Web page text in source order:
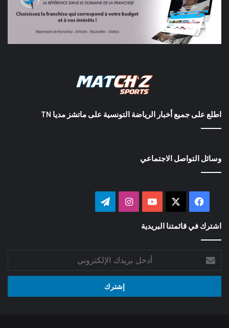
اطلع على جميع أخبار الرياضة التونسية على ماتشز مديا TN
وسائل التواصل الاجتماعي
فيسبوك ‫YouTubeانستقرام
اشترك في قائمتنا البريدية
بريدك
الإلكتروني